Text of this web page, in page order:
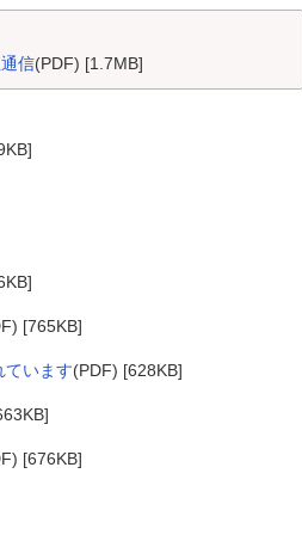
信(PDF) [1.7MB]
[765KB]
ています(PDF) [628KB]
[676KB]